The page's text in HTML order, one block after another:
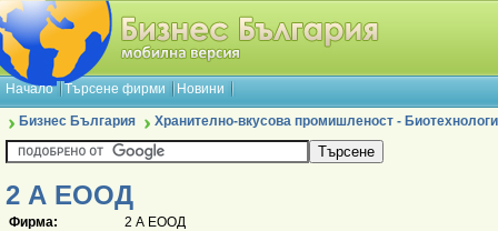
Начало Търсене фирми Новини
Бизнес България Хранително-вкусова промишленост -
2 А ЕООД
Фирма:
2 А ЕООД